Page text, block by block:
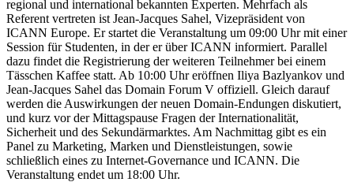
regional und international bekannten Experten. Mehrfach als
Referent vertreten ist Jean-Jacques Sahel, Vizepräsident von
ICANN Europe. Er startet die Veranstaltung um 09:00 Uhr mit einer
Session für Studenten, in der er über ICANN informiert. Parallel
dazu findet die Registrierung der weiteren Teilnehmer bei einem
Tässchen Kaffee statt. Ab 10:00 Uhr eröffnen Iliya Bazlyankov und
Jean-Jacques Sahel das Domain Forum V offiziell. Gleich darauf
werden die Auswirkungen der neuen Domain-Endungen diskutiert,
und kurz vor der Mittagspause Fragen der Internationalität,
Sicherheit und des Sekundärmarktes. Am Nachmittag gibt es ein
Panel zu Marketing, Marken und Dienstleistungen, sowie
schließlich eines zu Internet-Governance und ICANN. Die
Veranstaltung endet um 18:00 Uhr.